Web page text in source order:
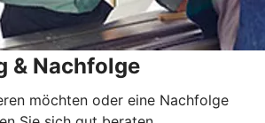
& Nachfolge
möchten oder eine Nachfolge